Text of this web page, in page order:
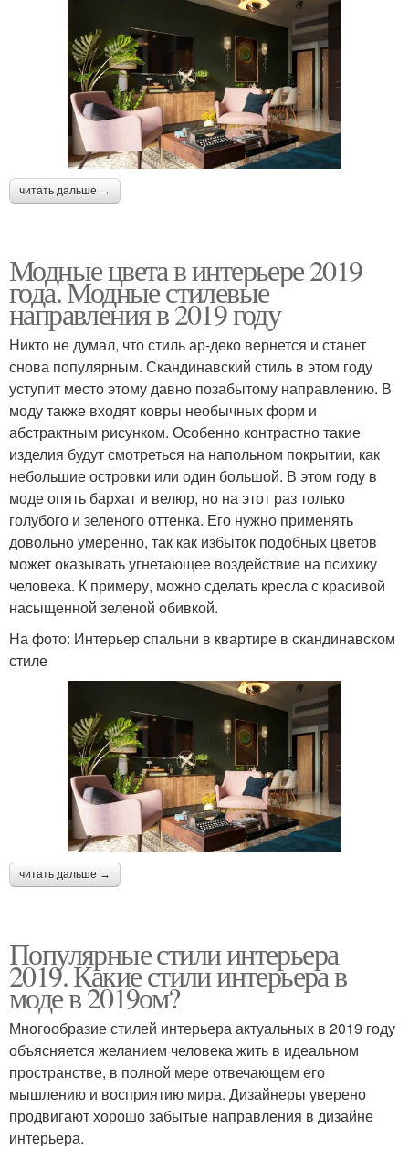
читать дальше →
Модные цвета в интерьере 2019
года. Модные стилевые
направления в 2019 году
Никто не думал, что стиль ар-деко вернется и станет
снова популярным. Скандинавский стиль в этом году
уступит место этому давно позабытому направлению. В
моду также входят ковры необычных форм и
абстрактным рисунком. Особенно контрастно такие
изделия будут смотреться на напольном покрытии, как
небольшие островки или один большой. В этом году в
моде опять бархат и велюр, но на этот раз только
голубого и зеленого оттенка. Его нужно применять
довольно умеренно, так как избыток подобных цветов
может оказывать угнетающее воздействие на психику
человека. К примеру, можно сделать кресла с красивой
насыщенной зеленой обивкой.
На фото: Интерьер спальни в квартире в скандинавском
стиле
читать дальше →
Популярные стили интерьера
2019. Какие стили интерьера в
моде в 2019ом?
Многообразие стилей интерьера актуальных в 2019 году
объясняется желанием человека жить в идеальном
пространстве, в полной мере отвечающем его
мышлению и восприятию мира. Дизайнеры уверено
продвигают хорошо забытые направления в дизайне
интерьера.